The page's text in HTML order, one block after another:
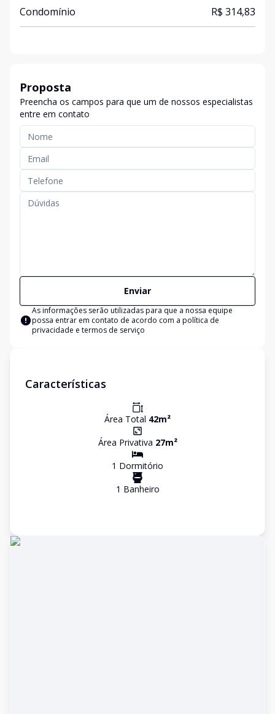
Condomínio R$ 314,83
Proposta
Preencha os campos para que um de nossos especialistas
entre em contato
Enviar
As informações serão utilizadas para que a nossa equipe
possa entrar em contato de acordo com a política de
privacidade e termos de serviço
Características
Área Total 42m²
Área Privativa 27m²
1 Dormitório
1 Banheiro